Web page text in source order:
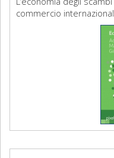
commercio